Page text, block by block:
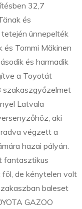
32,7
és
ünnepelték
Tommi Mäkinen
és harmadik
a Toyotát
szakaszgyőzelmet
Latvala
aki
végzett a
hazai pályán.
fantasztikus
de kénytelen volt
baleset
GAZOO